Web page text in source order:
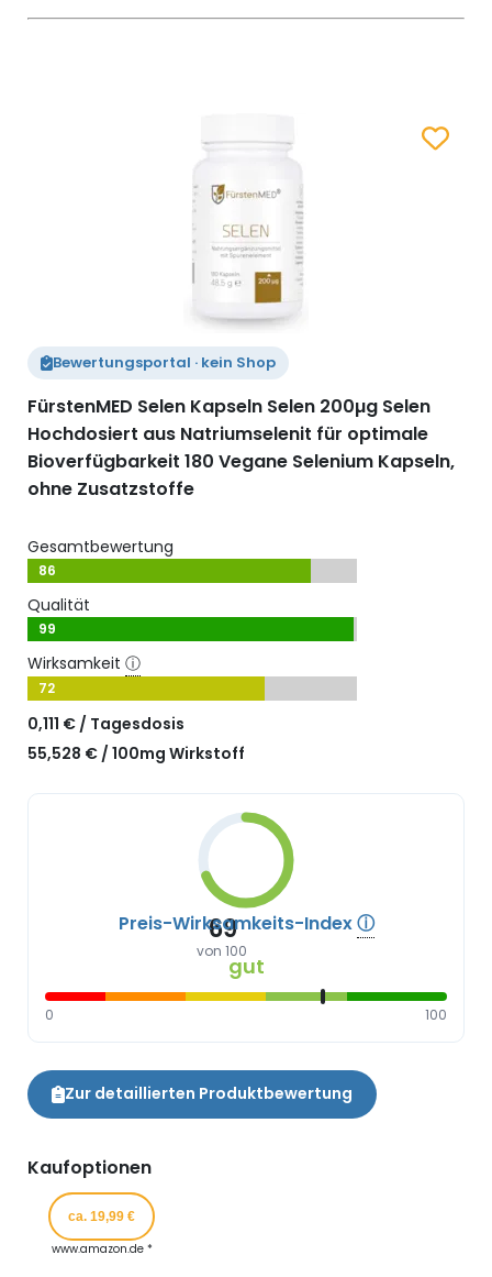
Bewertungsportal · kein Shop
FürstenMED Selen Kapseln Selen 200µg Selen
Hochdosiert aus Natriumselenit für optimale
Bioverfügbarkeit 180 Vegane Selenium Kapseln,
ohne Zusatzstoffe
Gesamtbewertung
86
Qualität
99
Wirksamkeit ⓘ
72
0,111 € / Tagesdosis
55,528 € / 100mg Wirkstoff
69
von 100
Preis-Wirksamkeits-Indexⓘ
gut
0 100
Zur detaillierten Produktbewertung
Kaufoptionen
ca. 19,99 €
www.amazon.de *